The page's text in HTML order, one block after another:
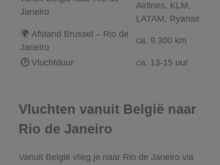
Janeiro
Airlines, KLM,
LATAM, Ryanair
🌍 Afstand Brussel – Rio de
Janeiro
ca. 9.300 km
🕑 Vluchtduur ca. 13-15 uur
Vluchten vanuit België naar
Rio de Janeiro
Vanuit België vlieg je naar Rio de Janeiro via